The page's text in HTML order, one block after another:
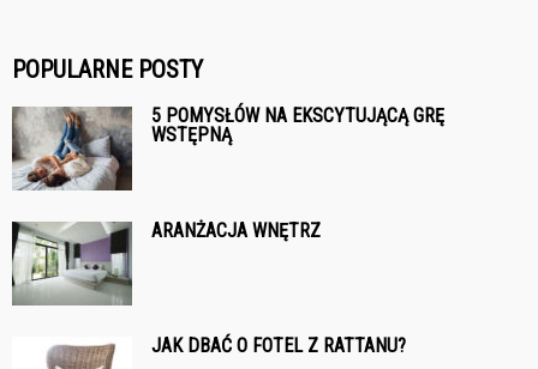
POPULARNE POSTY
5 POMYSŁÓW NA EKSCYTUJĄCĄ GRĘ
WSTĘPNĄ
ARANŻACJA WNĘTRZ
JAK DBAĆ O FOTEL Z RATTANU?